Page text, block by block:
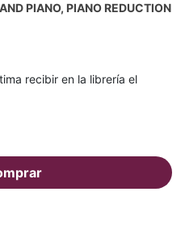
PIANO, PIANO REDUCTION
recibir en la librería el